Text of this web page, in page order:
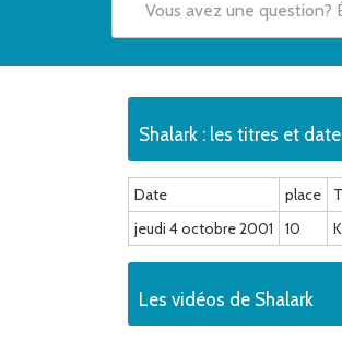
Shalark : les titres et
Date place
jeudi 4 octobre 2001
10
Les vidéos de Shalark